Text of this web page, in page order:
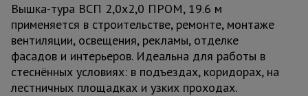
Вышка-тура ВСП 2,0x2,0 ПРОМ, 19.6 м
применяется в строительстве, ремонте, монтаже
вентиляции, освещения, рекламы, отделке
фасадов и интерьеров. Идеальна для работы в
стеснённых условиях: в подъездах, коридорах, на
лестничных площадках и узких проходах.